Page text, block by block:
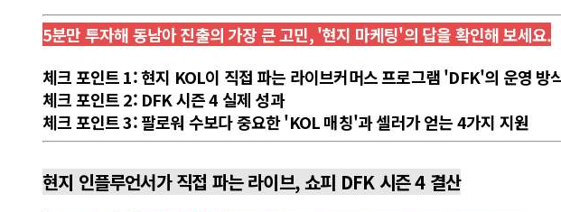
5분만 투자해 동남아 진출의 가장 큰 고민, '현지 마케팅'의 답을 확인해 보세요.
체크 포인트 1: 현지 KOL이 직접 파는 라이브커머스 프로그램 'DFK'의 운영 방
체크 포인트 2: DFK 시즌 4 실제 성과
체크 포인트 3: 팔로워 수보다 중요한 'KOL 매칭'과 셀러가 얻는 4가지 지원
현지 인플루언서가 직접 파는 라이브, 쇼피 DFK 시즌 4 결산